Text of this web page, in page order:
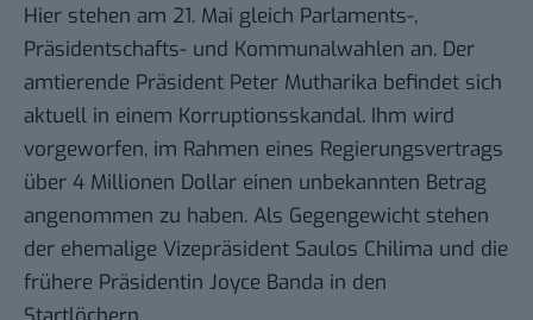
Hier stehen am 21. Mai gleich Parlaments-,
Präsidentschafts- und Kommunalwahlen an. Der
amtierende Präsident Peter Mutharika befindet sich
aktuell in einem Korruptionsskandal. Ihm wird
vorgeworfen, im Rahmen eines Regierungsvertrags
über 4 Millionen Dollar einen unbekannten Betrag
angenommen zu haben. Als Gegengewicht stehen
der ehemalige Vizepräsident Saulos Chilima und die
frühere Präsidentin Joyce Banda in den